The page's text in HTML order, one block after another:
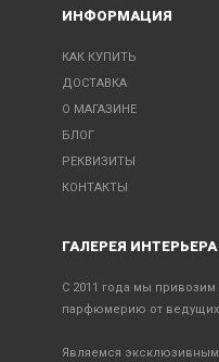
ИНФОРМАЦИЯ
КАК КУПИТЬ
ДОСТАВКА
О МАГАЗИНЕ
БЛОГ
РЕКВИЗИТЫ
КОНТАКТЫ
ГАЛЕРЕЯ
С 2011 года мы
парфюмерию от ведущих
Являемся